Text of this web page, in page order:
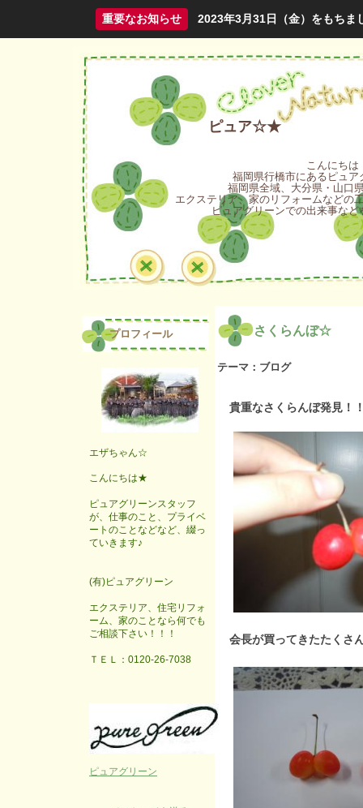
重要なお知らせ 2023年3月31日（金）をもちま
ピュア☆★
こんにちは
福岡県行橋市にあるピュ
福岡県全域、大分県・山口
エクステリア、家のリフォームなどの
ピュアグリーンでの出来事な
さくらんぼ☆
テーマ： ブログ
貴重なさくらんぼ発見！
会長が買ってきたたくさ
プロフィール
エザちゃん☆
こんにちは★
ピュアグリーンスタッフ
が、仕事のこと、プライベ
ートのことなどなど、綴っ
ていきます♪
(有)ピュアグリーン
エクステリア、住宅リフォ
ーム、家のことなら何でも
ご相談下さい！！！
ＴＥＬ：0120-26-7038
ピュアグリーン